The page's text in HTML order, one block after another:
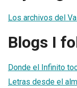
Los archivos del
Blogs I
Donde el Infinito
Letras desde el